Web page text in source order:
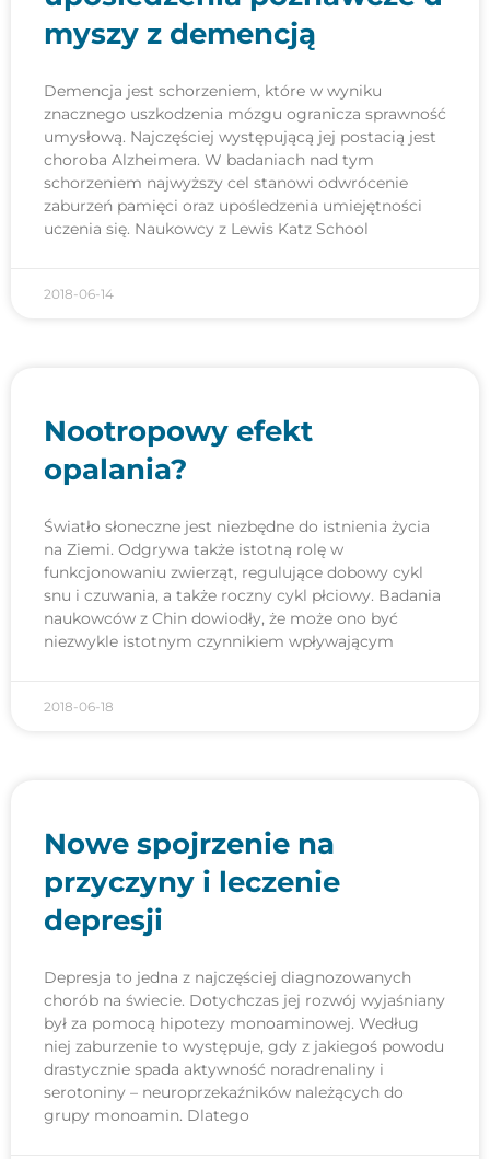
myszy z demencją
Demencja jest schorzeniem, które w wyniku
znacznego uszkodzenia mózgu ogranicza sprawność
umysłową. Najczęściej występującą jej postacią jest
choroba Alzheimera. W badaniach nad tym
schorzeniem najwyższy cel stanowi odwrócenie
zaburzeń pamięci oraz upośledzenia umiejętności
uczenia się. Naukowcy z Lewis Katz School
2018-06-14
Nootropowy efekt
opalania?
Światło słoneczne jest niezbędne do istnienia życia
na Ziemi. Odgrywa także istotną rolę w
funkcjonowaniu zwierząt, regulujące dobowy cykl
snu i czuwania, a także roczny cykl płciowy. Badania
naukowców z Chin dowiodły, że może ono być
niezwykle istotnym czynnikiem wpływającym
2018-06-18
Nowe spojrzenie na
przyczyny i leczenie
depresji
Depresja to jedna z najczęściej diagnozowanych
chorób na świecie. Dotychczas jej rozwój wyjaśniany
był za pomocą hipotezy monoaminowej. Według
niej zaburzenie to występuje, gdy z jakiegoś powodu
drastycznie spada aktywność noradrenaliny i
serotoniny – neuroprzekaźników należących do
grupy monoamin. Dlatego